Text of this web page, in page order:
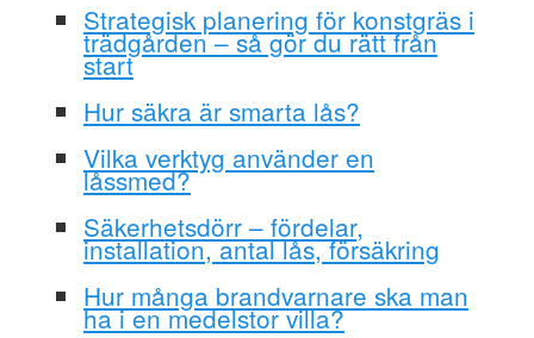
Strategisk planering för konstgräs i
trädgården – så gör du rätt från
start
Hur säkra är smarta lås?
Vilka verktyg använder en
låssmed?
Säkerhetsdörr – fördelar,
installation, antal lås, försäkring
Hur många brandvarnare ska man
ha i en medelstor villa?